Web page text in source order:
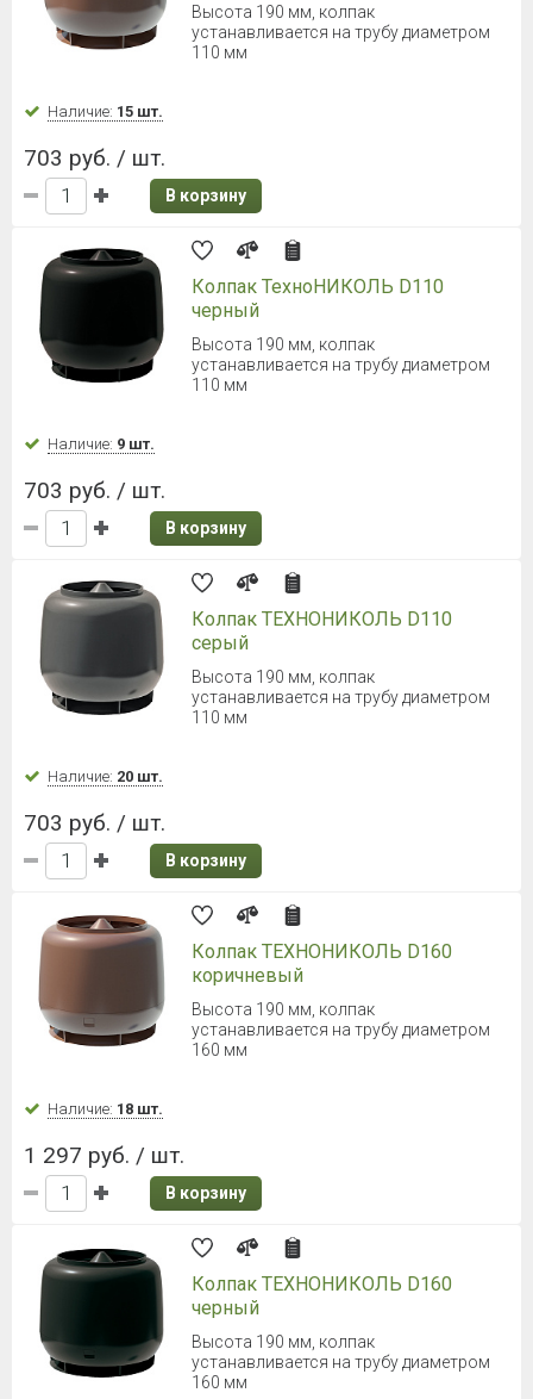
Высота 190 мм, колпак
устанавливается на трубу диаметром
110 мм
Наличие: 15 шт.
703 руб. / шт.
В корзину
Колпак ТехноНИКОЛЬ D110
черный
Высота 190 мм, колпак
устанавливается на трубу диаметром
110 мм
Наличие: 9 шт.
703 руб. / шт.
В корзину
Колпак ТЕХНОНИКОЛЬ D110
серый
Высота 190 мм, колпак
устанавливается на трубу диаметром
110 мм
Наличие: 20 шт.
703 руб. / шт.
В корзину
Колпак ТЕХНОНИКОЛЬ D160
коричневый
Высота 190 мм, колпак
устанавливается на трубу диаметром
160 мм
Наличие: 18 шт.
1 297 руб. / шт.
В корзину
Колпак ТЕХНОНИКОЛЬ D160
черный
Высота 190 мм, колпак
устанавливается на трубу диаметром
160 мм